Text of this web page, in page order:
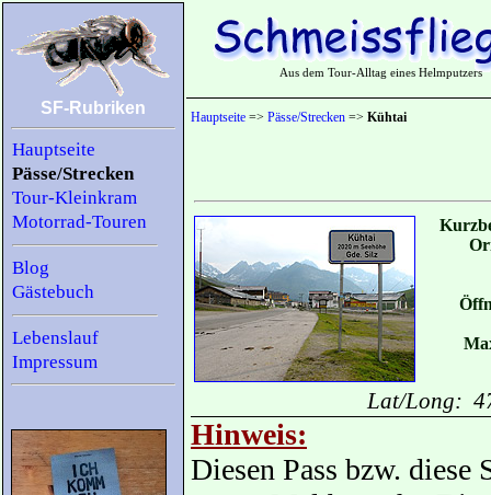
SF-Rubriken
Hauptseite
Pässe/Strecken
Tour-Kleinkram
Motorrad-Touren
Blog
Gästebuch
Lebenslauf
Impressum
Aus dem Tour-Alltag eines Helmputzers
Hauptseite => Pässe/Strecken => Kühtai
Lat/Long:
Hinweis:
Diesen Pass bzw.